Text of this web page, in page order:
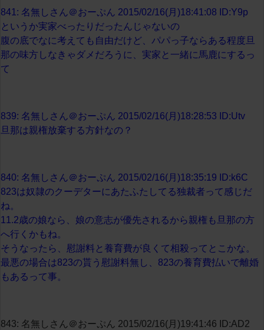
841: 名無しさん＠おーぷん 2015/02/16(月)18:41:08 ID:Y9p
というか実家べったりだったんじゃないの
腹の底でなに考えても自由だけど、パパっ子ならある程度旦
那の味方しなきゃダメだろうに、実家と一緒に馬鹿にするっ
て
839: 名無しさん＠おーぷん 2015/02/16(月)18:28:53 ID:Utv
旦那は親権放棄する方針なの？
840: 名無しさん＠おーぷん 2015/02/16(月)18:35:19 ID:k6C
823は奴隷のクーデターにあたふたしてる独裁者って感じだ
ね。
11.2歳の娘なら、娘の意志が優先されるから親権も旦那の方
へ行くかもね。
そうなったら、慰謝料と養育費が良くて相殺ってとこかな。
最悪の場合は823の貰う慰謝料無し、823の養育費払いで離婚
もあるって事。
843: 名無しさん＠おーぷん 2015/02/16(月)19:41:46 ID:AD2